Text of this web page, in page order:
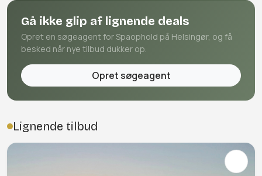
Gå ikke glip af lignende deals
Opret en søgeagent for Spaophold på Helsingør, og få
besked når nye tilbud dukker op.
Opret søgeagent
Lignende tilbud